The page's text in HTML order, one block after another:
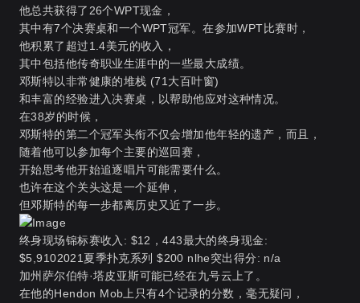
他总共获得了26个WPT现金，
其中有7个决赛桌和一个WPT冠军。在参加WPT比赛时，
他积累了超过1.4美元的收入，
其中包括他传奇职业生涯中的一些最大成绩。
邓斯特以非常健康的堆栈 (71大百叶窗)
和丰富的经验进入决赛桌，以帮助他应对这种情况。
在38岁的时候，
邓斯特的第二个冠军头衔不仅会增加他年轻的遗产，而且，
随着他可以参加每个主要的巡回赛，
开始思考他开始追逐唱片可能需要什么。
也许在这个关头这是一个延伸，
但邓斯特的每一步都离历史又近了一步。
终身现场锦标赛收入: $12，443最大的终身现金:
$5,9102021夏季扑克系列 $200 nlhe突出得分: n/a
加州萨尔伯特·塔皮亚斯可能已经在九号云上了。
在他的Hendon Mob上只有4个记录的分数，毫无疑问，